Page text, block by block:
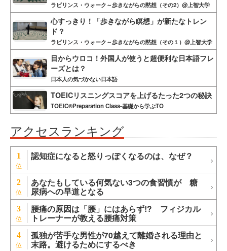
ラビリンス・ウォーク～歩きながらの黙想（その2）@上智大学
心すっきり！「歩きながら瞑想」が新たなトレン
ド？
ラビリンス・ウォーク～歩きながらの黙想（その１）@上智大学
目からウロコ！外国人が使うと超便利な日本語フレ
ーズとは？
日本人の気づかない日本語
TOEICリスニングスコアを上げるたった2つの秘訣
TOEIC®Preparation Class-基礎から学ぶTO
アクセスランキング
1 認知症になると怒りっぽくなるのは、なぜ？
2 あなたもしている何気ない3つの食習慣が 糖
尿病への早道となる
3 腰痛の原因は「腰」にはあらず!? フィジカル
トレーナーが教える腰痛対策
4 孤独が苦手な男性が70越えて離婚される理由と
末路。避けるためにするべき